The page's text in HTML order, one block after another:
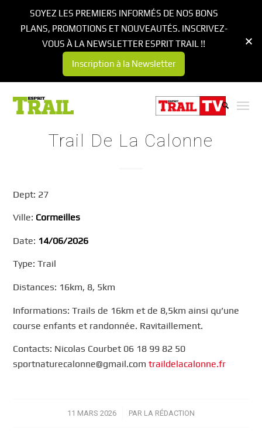
Trail De La Calonne
Dept: 27
Ville: Cormeilles
Date: 14/06/2026
Type: Trail
Distances: 16km, 8, 5km
Informations: Trails de 16km et de 8,5km ainsi qu’une
course enfants et randonnée. Ravitaillement.
Contacts: Nicolas Courbet 06 18 99 82 50
sportnaturecalonne@gmail.comtraildelacalonne.fr
11 MARS 2026
/ PAR LA RÉDACTION
SOYEZ LES PREMIERS INFORMÉS DE NOS BONS
PLANS, PROMOTIONS ET NOUVEAUTÉS. INSCRIVEZ-
VOUS À LA NEWSLETTER ESPRIT TRAIL !!
Inscription à la Newsletter